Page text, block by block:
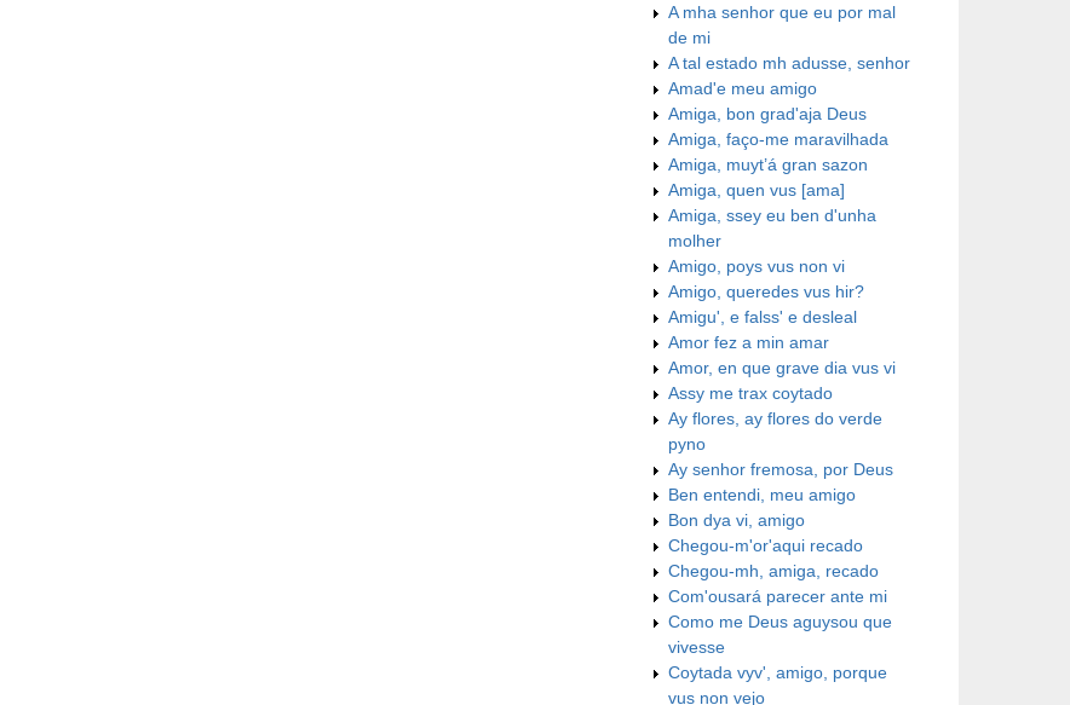
A mha senhor que eu por mal
de mi
A tal estado mh adusse, senhor
Amad'e meu amigo
Amiga, bon grad'aja Deus
Amiga, faço-me maravilhada
Amiga, muyt’á gran sazon
Amiga, quen vus [ama]
Amiga, ssey eu ben d'unha
molher
Amigo, poys vus non vi
Amigo, queredes vus hir?
Amigu', e falss' e desleal
Amor fez a min amar
Amor, en que grave dia vus vi
Assy me trax coytado
Ay flores, ay flores do verde
pyno
Ay senhor fremosa, por Deus
Ben entendi, meu amigo
Bon dya vi, amigo
Chegou-m'or'aqui recado
Chegou-mh, amiga, recado
Com'ousará parecer ante mi
Como me Deus aguysou que
vivesse
Coytada vyv', amigo, porque
vus non vejo